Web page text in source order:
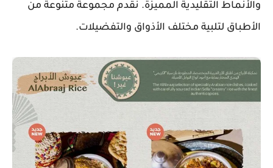
والأنماط التقليدية المميزة. نقدم مجموعة متنوعة من
الأطباق لتلبية مختلف الأذواق والتفضيلات.